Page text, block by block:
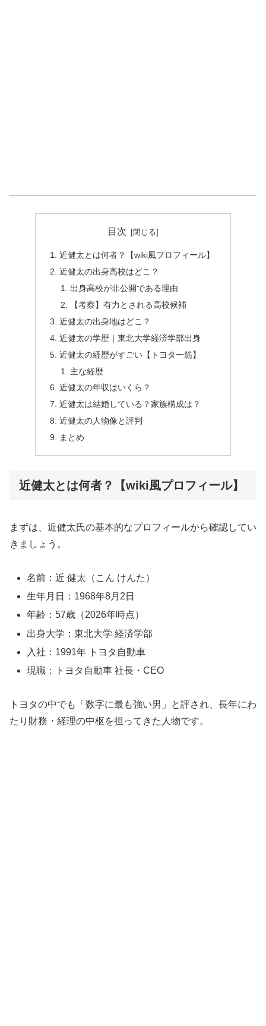
目次
近健太とは何者？【wiki風プロフィール】
近健太の出身高校はどこ？
出身高校が非公開である理由
【考察】有力とされる高校候補
近健太の出身地はどこ？
近健太の学歴｜東北大学経済学部出身
近健太の経歴がすごい【トヨタ一筋】
主な経歴
近健太の年収はいくら？
近健太は結婚している？家族構成は？
近健太の人物像と評判
まとめ
近健太とは何者？【wiki風プロフィール】
まずは、近健太氏の基本的なプロフィールから確認してい
きましょう。
名前：近 健太（こん けんた）
生年月日：1968年8月2日
年齢：57歳（2026年時点）
出身大学：東北大学 経済学部
入社：1991年 トヨタ自動車
現職：トヨタ自動車 社長・CEO
トヨタの中でも「数字に最も強い男」と評され、長年にわ
たり財務・経理の中枢を担ってきた人物です。